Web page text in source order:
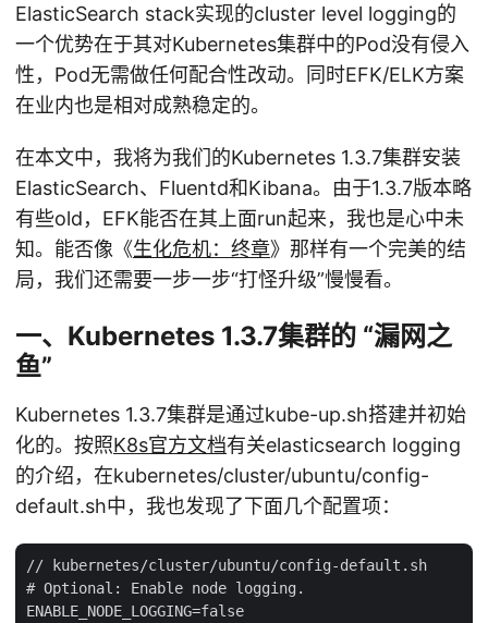
ElasticSearch stack实现的cluster level logging的
一个优势在于其对Kubernetes集群中的Pod没有侵入
性，Pod无需做任何配合性改动。同时EFK/ELK方案
在业内也是相对成熟稳定的。
在本文中，我将为我们的Kubernetes 1.3.7集群安装
ElasticSearch、Fluentd和Kibana。由于1.3.7版本略
有些old，EFK能否在其上面run起来，我也是心中未
知。能否像《生化危机：终章》那样有一个完美的结
局，我们还需要一步一步“打怪升级”慢慢看。
一、Kubernetes 1.3.7集群的 “漏网之
鱼”
Kubernetes 1.3.7集群是通过kube-up.sh搭建并初始
化的。按照K8s官方文档有关elasticsearch logging
的介绍，在kubernetes/cluster/ubuntu/config-
default.sh中，我也发现了下面几个配置项：
// kubernetes/cluster/ubuntu/config-default.sh
# Optional: Enable node logging.
ENABLE_NODE_LOGGING=false